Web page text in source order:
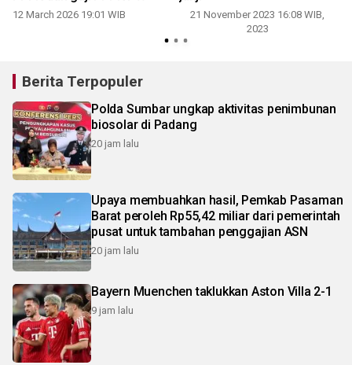
12 March 2026 19:01 WIB
21 November 2023 16:08 WIB,
2023
Berita Terpopuler
Polda Sumbar ungkap aktivitas penimbunan
biosolar di Padang
20 jam lalu
Upaya membuahkan hasil, Pemkab Pasaman
Barat peroleh Rp55,42 miliar dari pemerintah
pusat untuk tambahan penggajian ASN
20 jam lalu
Bayern Muenchen taklukkan Aston Villa 2-1
9 jam lalu